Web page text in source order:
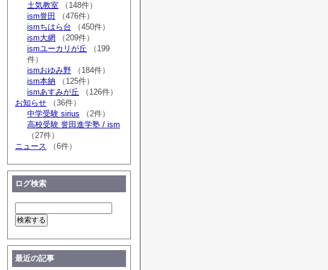
土気教室 （148件）
ism誉田
（476件）
ismちはら台 （450件）
ism大網 （209件）
ismユーカリが丘 （199
件）
ismおゆみ野 （184件）
ism本納 （125件）
ismあすみが丘 （126件）
お知らせ （36件）
中学受験 sirius （2件）
高校受験 誉田進学塾 / ism
（27件）
ニュース （6件）
ログ検索
最近の記事